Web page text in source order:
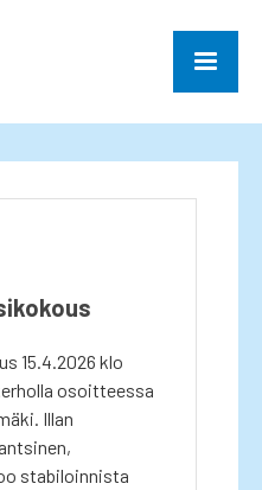
15.4.2026 klo
osoitteessa
Illan
stabiloinnista